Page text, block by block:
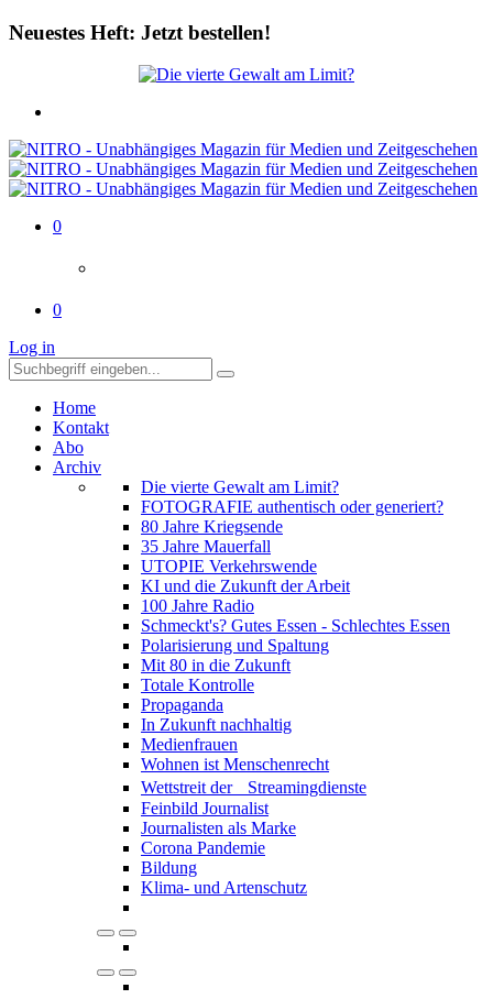
Neuestes Heft: Jetzt bestellen!
0
0
Log in
Home
Kontakt
Abo
Archiv
Die vierte Gewalt am Limit?
FOTOGRAFIE authentisch oder generiert?
80 Jahre Kriegsende
35 Jahre Mauerfall
UTOPIE Verkehrswende
KI und die Zukunft der Arbeit
100 Jahre Radio
Schmeckt's? Gutes Essen - Schlechtes Essen
Polarisierung und Spaltung
Mit 80 in die Zukunft
Totale Kontrolle
Propaganda
In Zukunft nachhaltig
Medienfrauen
Wohnen ist Menschenrecht
Wettstreit der Streamingdienste
Feinbild Journalist
Journalisten als Marke
Corona Pandemie
Bildung
Klima- und Artenschutz